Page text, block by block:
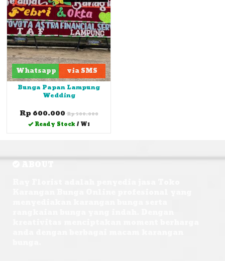
Whatsapp via SMS
Bunga Papan Lampung
Wedding
Rp 600.000Rp 500.000
Ready Stock / W1